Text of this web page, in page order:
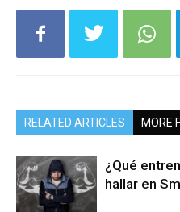
RELATED ARTICLES MORE
¿Qué
hallar en